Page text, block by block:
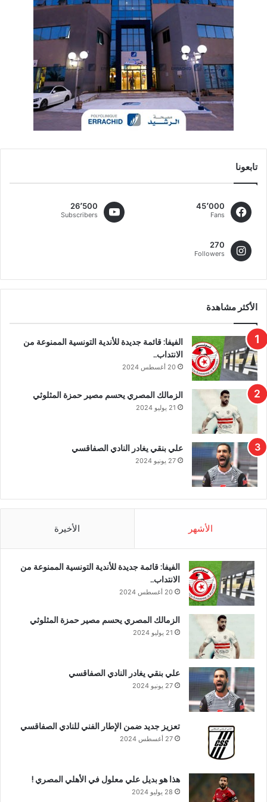
تابعونا
45٬000
Fans
26٬500
Subscribers
270
Followers
الأكثر مشاهدة
الفيفا: قائمة جديدة للأندية التونسية الممنوعة من
الانتداب..
20 أغسطس 2024
الزمالك المصري يحسم مصير حمزة المثلوثي
21 يوليو 2024
علي بنقي يغادر النادي الصفاقسي
27 يونيو 2024
الأشهر الأخيرة
الفيفا: قائمة جديدة للأندية التونسية الممنوعة من
الانتداب..
20 أغسطس 2024
الزمالك المصري يحسم مصير حمزة المثلوثي
21 يوليو 2024
علي بنقي يغادر النادي الصفاقسي
27 يونيو 2024
تعزيز جديد ضمن الإطار الفني للنادي الصفاقسي
27 أغسطس 2024
هذا هو بديل علي معلول في الأهلي المصري !
28 يوليو 2024